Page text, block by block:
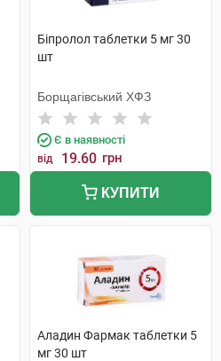
Біпролол таблетки 5 мг 30
шт
Борщагівський ХФЗ
Є в наявності
від 19.60 грн
КУПИТИ
Аладин Фармак таблетки 5
мг 30 шт